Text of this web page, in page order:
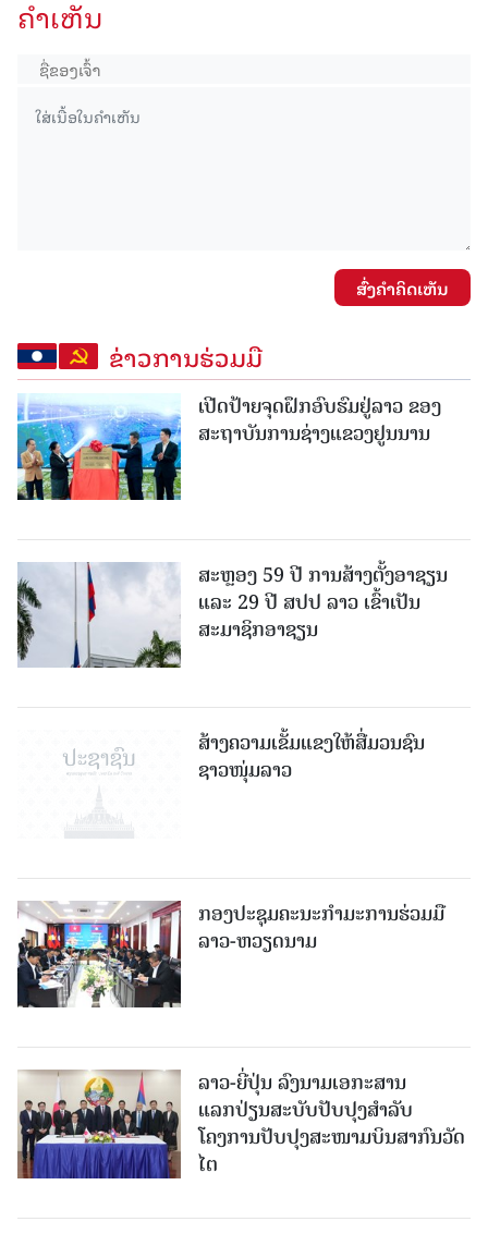
ຄໍາເຫັນ
ສົ່ງຄໍາຄິດເຫັນ
ຂ່າວການຮ່ວມມື
ເປີດປ້າຍຈຸດຝຶກອົບຮົມຢູ່ລາວ ຂອງ
ສະຖາບັນການຊ່າງແຂວງຢູນນານ
ສະຫຼອງ 59 ປີ ການສ້າງຕັ້ງອາຊຽນ
ແລະ 29 ປີ ສປປ ລາວ ເຂົ້າເປັນ
ສະມາຊິກອາຊຽນ
ສ້າງຄວາມເຂັ້ມແຂງໃຫ້ສື່ມວນຊົນ
ຊາວໜຸ່ມລາວ
ກອງປະຊຸມຄະນະກຳມະການຮ່ວມມື
ລາວ-ຫວຽດນາມ
ລາວ-ຍີ່ປຸ່ນ ລົງນາມເອກະສານ
ແລກປ່ຽນສະບັບປັບປຸງສໍາລັບ
ໂຄງການປັບປຸງສະໜາມບິນສາກົນວັດ
ໄຕ